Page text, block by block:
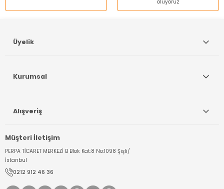
oluyoruz
Müşteri İletişim
PERPA TİCARET MERKEZİ B Blok Kat:8 No:1098 Şişli/
İstanbul
0212 912 46 36
Üyelik
Kurumsal
Alışveriş